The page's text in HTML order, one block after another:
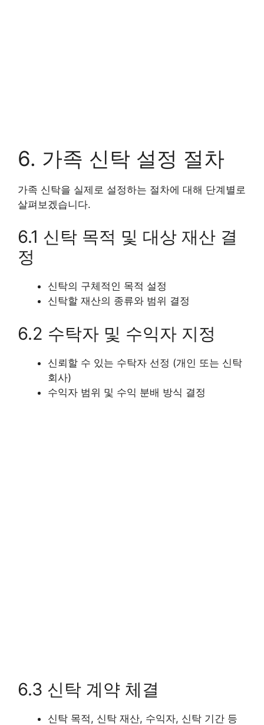
6. 가족 신탁 설정 절차
가족 신탁을 실제로 설정하는 절차에 대해 단계별로
살펴보겠습니다.
6.1 신탁 목적 및 대상 재산 결
정
신탁의 구체적인 목적 설정
신탁할 재산의 종류와 범위 결정
6.2 수탁자 및 수익자 지정
신뢰할 수 있는 수탁자 선정 (개인 또는 신탁
회사)
수익자 범위 및 수익 분배 방식 결정
6.3 신탁 계약 체결
신탁 목적, 신탁 재산, 수익자, 신탁 기간 등